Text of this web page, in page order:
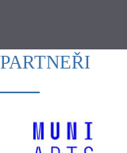
PARTNEŘI